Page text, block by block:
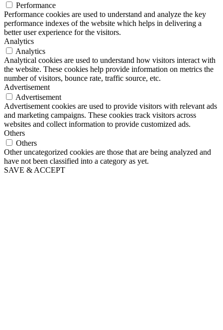
Performance
Performance cookies are used to understand and analyze the key
performance indexes of the website which helps in delivering a
better user experience for the visitors.
Analytics
Analytics
Analytical cookies are used to understand how visitors interact with
the website. These cookies help provide information on metrics the
number of visitors, bounce rate, traffic source, etc.
Advertisement
Advertisement
Advertisement cookies are used to provide visitors with relevant ads
and marketing campaigns. These cookies track visitors across
websites and collect information to provide customized ads.
Others
Others
Other uncategorized cookies are those that are being analyzed and
have not been classified into a category as yet.
SAVE & ACCEPT